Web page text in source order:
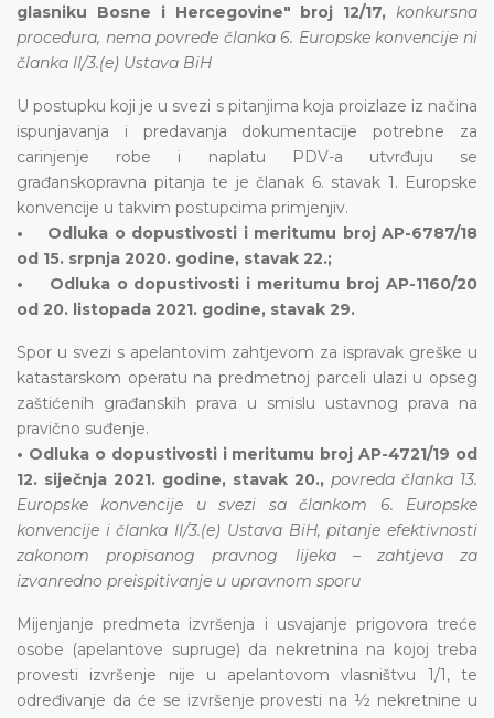
glasniku Bosne i Hercegovine" broj 12/17, konkursna
procedura, nema povrede članka 6. Europske konvencije ni
članka II/3.(e) Ustava BiH
U postupku koji je u svezi s pitanjima koja proizlaze iz načina
ispunjavanja i predavanja dokumentacije potrebne za
carinjenje robe i naplatu PDV-a utvrđuju se
građanskopravna pitanja te je članak 6. stavak 1. Europske
konvencije u takvim postupcima primjenjiv.
• Odluka o dopustivosti i meritumu broj AP-6787/18
od 15. srpnja 2020. godine, stavak 22.;
• Odluka o dopustivosti i meritumu broj AP-1160/20
od 20. listopada 2021. godine, stavak 29.
Spor u svezi s apelantovim zahtjevom za ispravak greške u
katastarskom operatu na predmetnoj parceli ulazi u opseg
zaštićenih građanskih prava u smislu ustavnog prava na
pravično suđenje.
• Odluka o dopustivosti i meritumu broj AP-4721/19 od
12. siječnja 2021. godine, stavak 20., povreda članka 13.
Europske konvencije u svezi sa člankom 6. Europske
konvencije i članka II/3.(e) Ustava BiH, pitanje efektivnosti
zakonom propisanog pravnog lijeka – zahtjeva za
izvanredno preispitivanje u upravnom sporu
Mijenjanje predmeta izvršenja i usvajanje prigovora treće
osobe (apelantove supruge) da nekretnina na kojoj treba
provesti izvršenje nije u apelantovom vlasništvu 1/1, te
određivanje da će se izvršenje provesti na ½ nekretnine u